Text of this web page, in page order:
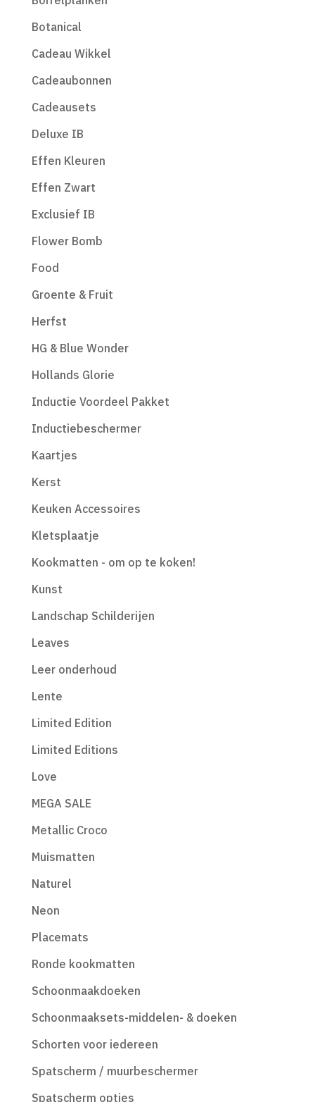
Botanical
Cadeau Wikkel
Cadeaubonnen
Cadeausets
Deluxe IB
Effen Kleuren
Effen Zwart
Exclusief IB
Flower Bomb
Food
Groente & Fruit
Herfst
HG & Blue Wonder
Hollands Glorie
Inductie Voordeel Pakket
Inductiebeschermer
Kaartjes
Kerst
Keuken Accessoires
Kletsplaatje
Kookmatten - om op te koken!
Kunst
Landschap Schilderijen
Leaves
Leer onderhoud
Lente
Limited Edition
Limited Editions
Love
MEGA SALE
Metallic Croco
Muismatten
Naturel
Neon
Placemats
Ronde kookmatten
Schoonmaakdoeken
Schoonmaaksets-middelen- & doeken
Schorten voor iedereen
Spatscherm / muurbeschermer
Spatscherm opties